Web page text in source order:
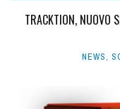
TRACKTION, NUOVO
NEWS,